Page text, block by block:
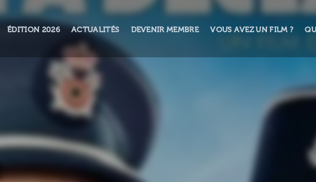
ÉDITION 2026 ACTUALITÉS DEVENIR MEMBRE VOUS AVEZ UN FILM ?